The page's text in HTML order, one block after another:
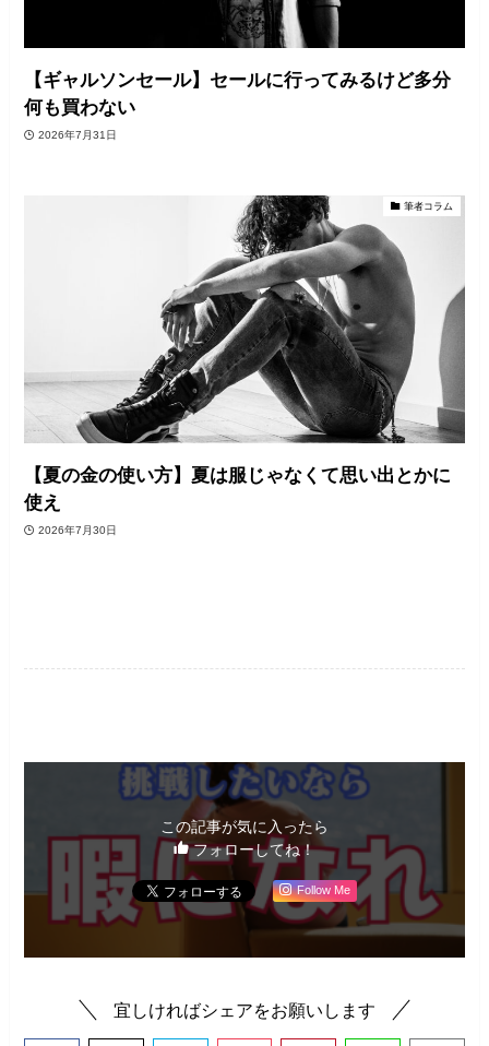
【ギャルソンセール】セールに行ってみるけど多分
何も買わない
2026年7月31日
筆者コラム
【夏の金の使い方】夏は服じゃなくて思い出とかに
使え
2026年7月30日
この記事が気に入ったら
フォローしてね！
Follow Me
宜しければシェアをお願いします